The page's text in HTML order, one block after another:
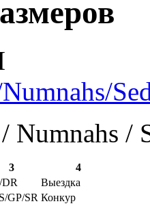
Numnahs /
3
4
Выездка
GP/SR Конкур